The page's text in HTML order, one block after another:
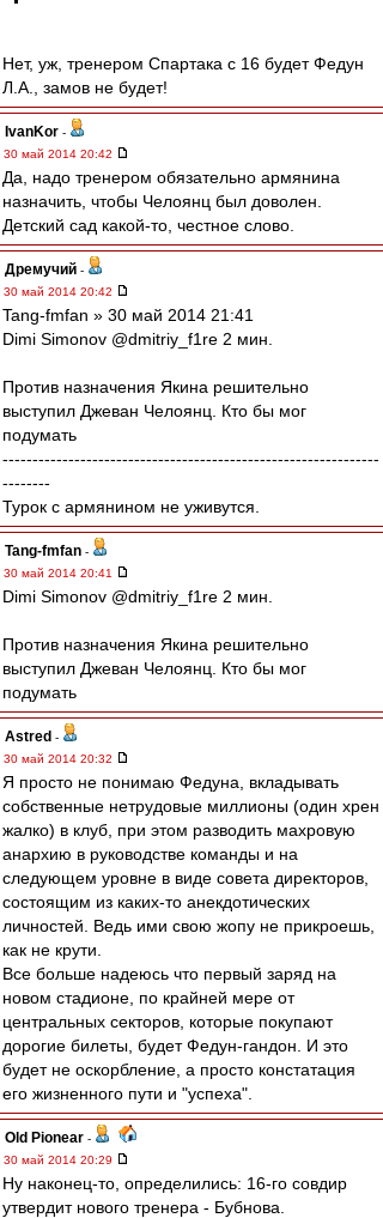
Нет, уж, тренером Спартака с 16 будет Федун
Л.А., замов не будет!
IvanKor -
30 май 2014 20:42
Да, надо тренером обязательно армянина
назначить, чтобы Челоянц был доволен.
Детский сад какой-то, честное слово.
Дремучий -
30 май 2014 20:42
Tang-fmfan » 30 май 2014 21:41
Dimi Simonov ‏@dmitriy_f1re 2 мин.
Против назначения Якина решительно
выступил Джеван Челоянц. Кто бы мог
подумать
---------------------------------------------------------------
--------
Турок с армянином не уживутся.
Tang-fmfan -
30 май 2014 20:41
Dimi Simonov ‏@dmitriy_f1re 2 мин.
Против назначения Якина решительно
выступил Джеван Челоянц. Кто бы мог
подумать
Astred -
30 май 2014 20:32
Я просто не понимаю Федуна, вкладывать
собственные нетрудовые миллионы (один хрен
жалко) в клуб, при этом разводить махровую
анархию в руководстве команды и на
следующем уровне в виде совета директоров,
состоящим из каких-то анекдотических
личностей. Ведь ими свою жопу не прикроешь,
как не крути.
Все больше надеюсь что первый заряд на
новом стадионе, по крайней мере от
центральных секторов, которые покупают
дорогие билеты, будет Федун-гандон. И это
будет не оскорбление, а просто констатация
его жизненного пути и "успеха".
Old Pionear -
30 май 2014 20:29
Ну наконец-то, определились: 16-го совдир
утвердит нового тренера - Бубнова.